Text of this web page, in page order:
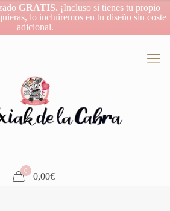
GRATIS. ¡Incluso si tienes tu propio
lo incluiremos en tu diseño sin coste
adicional.
0
0,00€